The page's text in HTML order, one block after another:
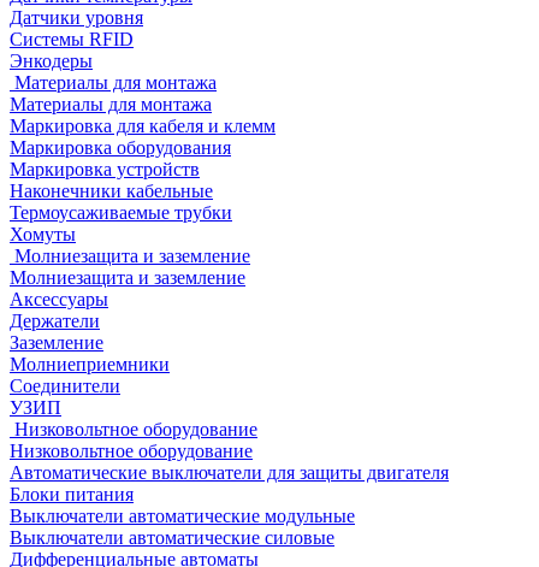
Датчики уровня
Системы RFID
Энкодеры
Материалы для монтажа
Материалы для монтажа
Маркировка для кабеля и клемм
Маркировка оборудования
Маркировка устройств
Наконечники кабельные
Термоусаживаемые трубки
Хомуты
Молниезащита и заземление
Молниезащита и заземление
Аксессуары
Держатели
Заземление
Молниеприемники
Соединители
УЗИП
Низковольтное оборудование
Низковольтное оборудование
Автоматические выключатели для защиты двигателя
Блоки питания
Выключатели автоматические модульные
Выключатели автоматические силовые
Дифференциальные автоматы